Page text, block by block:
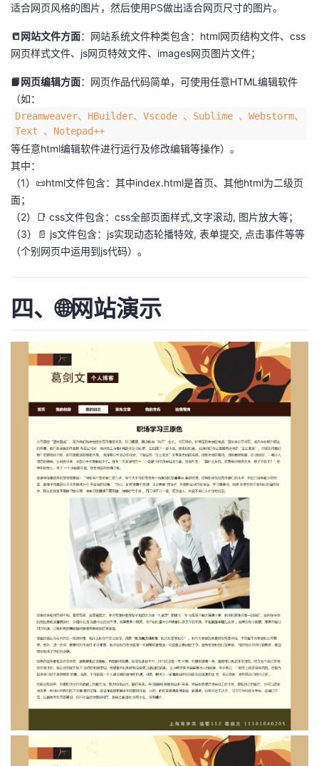
适合网页风格的图片，然后使用PS做出适合网页尺寸的图片。
📒网站文件方面：网站系统文件种类包含：html网页结构文件、css
网页样式文件、js网页特效文件、images网页图片文件；
📙网页编辑方面：网页作品代码简单，可使用任意HTML编辑软件
（如：
Dreamweaver、HBuilder、Vscode 、Sublime 、Webstorm、
Text 、Notepad++
等任意html编辑软件进行运行及修改编辑等操作）。
其中：
（1）📜html文件包含：其中index.html是首页、其他html为二级页
面；
（2）📑 css文件包含：css全部页面样式,文字滚动, 图片放大等；
（3）📄 js文件包含：js实现动态轮播特效, 表单提交, 点击事件等等
（个别网页中运用到js代码）。
四、🌐网站演示